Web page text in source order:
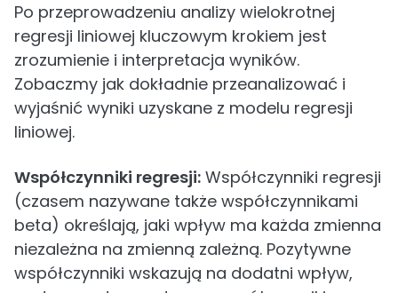
Po przeprowadzeniu analizy wielokrotnej
regresji liniowej kluczowym krokiem jest
zrozumienie i interpretacja wyników.
Zobaczmy jak dokładnie przeanalizować i
wyjaśnić wyniki uzyskane z modelu regresji
liniowej.
Współczynniki regresji: Współczynniki regresji
(czasem nazywane także współczynnikami
beta) określają, jaki wpływ ma każda zmienna
niezależna na zmienną zależną. Pozytywne
współczynniki wskazują na dodatni wpływ,